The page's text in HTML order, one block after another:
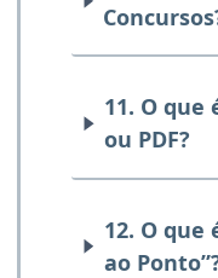
11. O que
ou PDF?
12. O que
ao